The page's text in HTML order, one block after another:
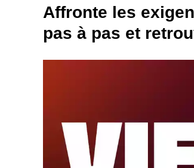
Affronte les
pas à pas et